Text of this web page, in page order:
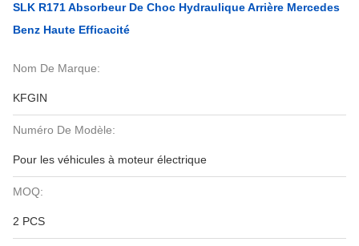
SLK R171 Absorbeur De Choc Hydraulique Arrière Mercedes
Benz Haute Efficacité
Nom De Marque:
KFGIN
Numéro De Modèle:
Pour les véhicules à moteur électrique
MOQ:
2 PCS